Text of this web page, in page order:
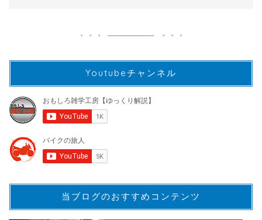
Youtubeチャンネル
当ブログのおすすめコンテンツ